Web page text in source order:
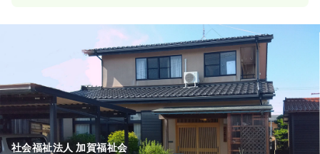
社会福祉法人 加賀福祉会